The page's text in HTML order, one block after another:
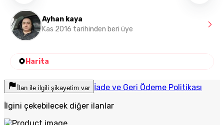
Ayhan kaya
Kas 2016 tarihinden beri üye
Harita
İlan ile ilgili şikayetim var İade ve Geri Ödeme Politikası
İlgini çekebilecek diğer ilanlar